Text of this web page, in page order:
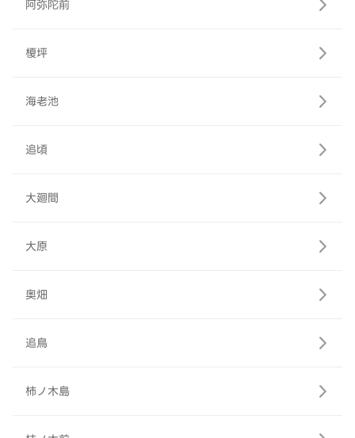
阿弥陀前
榎坪
海老池
追頃
大廻間
大原
奥畑
追鳥
柿ノ木島